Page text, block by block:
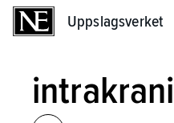
Uppslagsverket